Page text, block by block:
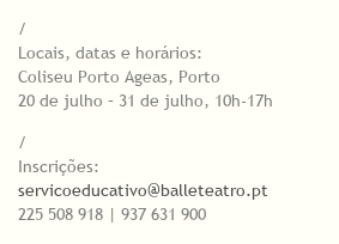
/
Locais, datas e horários:
Coliseu Porto Ageas, Porto
20 de julho – 31 de julho, 10h-17h
/
Inscrições:
servicoeducativo@balleteatro.pt
225 508 918 | 937 631 900